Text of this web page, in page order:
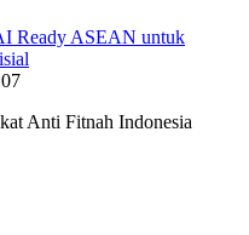
Ready ASEAN untuk
Anti Fitnah Indonesia